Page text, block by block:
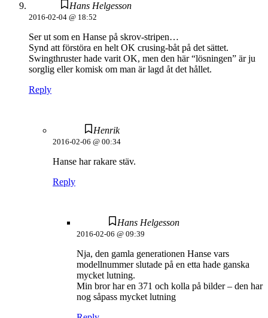
Hans Helgesson
2016-02-04 @ 18:52
Ser ut som en Hanse på skrov-stripen…
Synd att förstöra en helt OK crusing-båt på det sättet.
Swingthruster hade varit OK, men den här “lösningen” är ju
sorglig eller komisk om man är lagd åt det hållet.
Reply
Henrik
2016-02-06 @ 00:34
Hanse har rakare stäv.
Reply
Hans Helgesson
2016-02-06 @ 09:39
Nja, den gamla generationen Hanse vars
modellnummer slutade på en etta hade ganska
mycket lutning.
Min bror har en 371 och kolla på bilder – den har
nog såpass mycket lutning